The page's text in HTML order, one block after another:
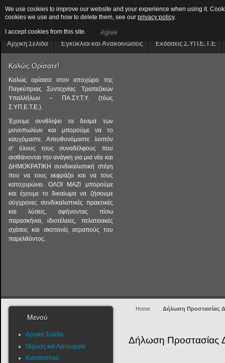
Αρχική Σελίδα Εγκύκλιοι και Ανακοινώσεις Εκδόσεις Σ.ΥΠ.Ε.Τ.Ε
Καλώς Ορίσατε!
Καλώς ορίσατε στον ιστοχώρο της
Παγκύπριας Συντεχνίας Τραπεζικών
Υπαλλήλων – ΠΑ.ΣΥ.Τ.Υ. (τέως
Σ.ΥΠ.Ε.Τ.Ε.).
Έχουμε συνθλίψει τα δεσμά των
μονοπωλίων και μπορούμε να το
καυχόμαστε. Απευθυνόμαστε λοιπόν
σ’ όλους τους συναδέλφους που
αισθάνονται την ανάγκη για μια νέα και
ΔΗΜΟΚΡΑΤΙΚΗ συνδικαλιστική στέγη
που να τους εκφράζει και να τους
κατοχυρώνει. ΟΛΟΙ ΜΑΖΙ μπορούμε
και έχουμε το δικαίωμα να ζήσουμε
σύγχρονες συνδικαλιστικές πρακτικές
και λύσεις, αφήνοντας πίσω
παρασκήνια, ιδιοτέλειες, πελατειακές
σχέσεις και σκοτεινές ατραπούς του
παρελθόντος.
Home Δήλωση Προστασίας
Δήλωση Προστασίας
Μενού
Αρχική Σελίδα
Ίδρυση και Λειτουργία
Καταστατικό
We use cookies to improve our website and your experience when using it.
cookies we use and how to delete them, see our privacy policy.
I accept cookies from this site. Agree